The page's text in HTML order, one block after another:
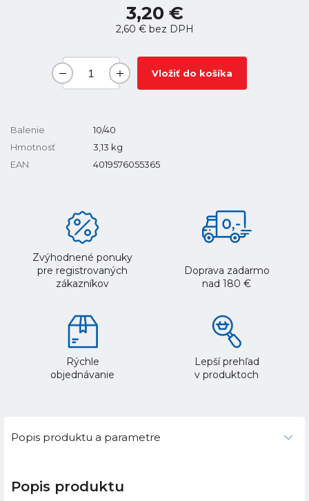
3,20 €
2,60 €bez DPH
Vložiť do košíka
Balenie
10/40
Hmotnosť
3,13 kg
EAN
4019576055365
Zvýhodnené ponuky
pre registrovaných
zákazníkov
Doprava zadarmo
nad 180 €
Rýchle
objednávanie
Lepší prehľad
v produktoch
Popis produktu a parametre
Popis produktu